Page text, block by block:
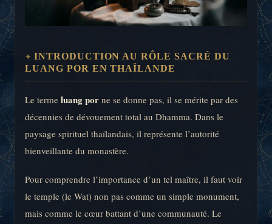
INTRODUCTION AU RÔLE SACRÉ DU
LUANG POR EN THAÏLANDE
Le terme luang por ne se donne pas, il se mérite par des
décennies de dévouement total au Dhamma. Dans le
paysage spirituel thaïlandais, il représente l’autorité
bienveillante du monastère.
Pour comprendre l’importance d’un tel maître, il faut voir
le temple (le Wat) non pas comme un simple monument,
mais comme le cœur battant d’une communauté. Le